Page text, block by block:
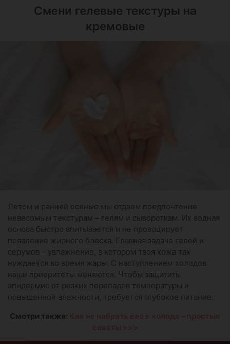
Смени гелевые текстуры на
кремовые
Летом и ранней осенью мы отдаем предпочтение
невесомым текстурам – гелям и сывороткам. Их водная
основа быстро впитывается и не провоцирует
появление жирного блеска. Главная задача гелей и
серумов – увлажнение, в котором твоя кожа так
нуждается во время жары. С наступлением холодов
наши приоритеты меняются. Чтобы защитить
эпидермис от резких перепадов температуры и
повышенной влажности, требуется глубокое питание.
Смотри также: